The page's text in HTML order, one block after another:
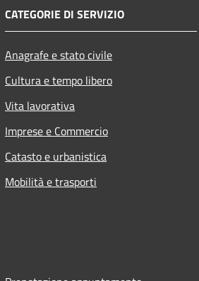
CATEGORIE DI SERVIZIO
Anagrafe e stato civile
Cultura e tempo libero
Vita lavorativa
Imprese e Commercio
Catasto e urbanistica
Mobilità e trasporti